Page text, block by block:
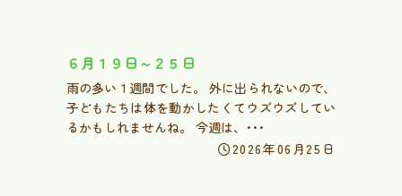
６月１９日～２５日
2026年06月25日
雨の多い１週間でした。 外に出られないので、
子どもたちは体を動かしたくてウズウズしてい
るかもしれませんね。 今週は、･･･